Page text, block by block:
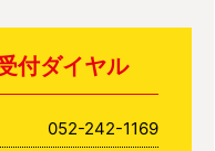
付ダイヤル
052-242-1169